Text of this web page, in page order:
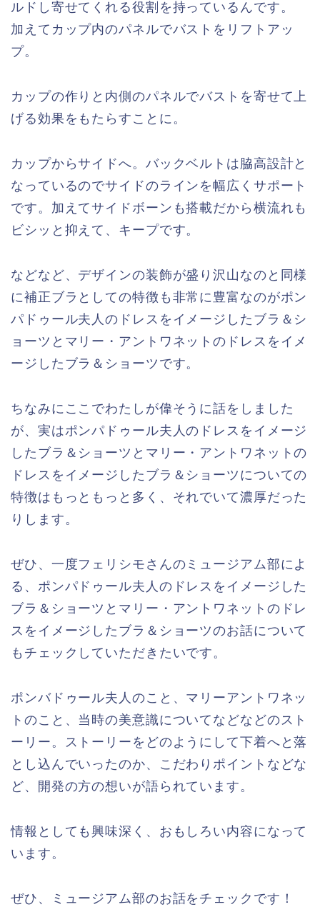
ルドし寄せてくれる役割を持っているんです。
加えてカップ内のパネルでバストをリフトアッ
プ。
カップの作りと内側のパネルでバストを寄せて上
げる効果をもたらすことに。
カップからサイドへ。バックベルトは脇高設計と
なっているのでサイドのラインを幅広くサポート
です。加えてサイドボーンも搭載だから横流れも
ビシッと抑えて、キープです。
などなど、デザインの装飾が盛り沢山なのと同様
に補正ブラとしての特徴も非常に豊富なのがポン
パドゥール夫人のドレスをイメージしたブラ＆シ
ョーツとマリー・アントワネットのドレスをイメ
ージしたブラ＆ショーツです。
ちなみにここでわたしが偉そうに話をしました
が、実はポンパドゥール夫人のドレスをイメージ
したブラ＆ショーツとマリー・アントワネットの
ドレスをイメージしたブラ＆ショーツについての
特徴はもっともっと多く、それでいて濃厚だった
りします。
ぜひ、一度フェリシモさんのミュージアム部によ
る、ポンパドゥール夫人のドレスをイメージした
ブラ＆ショーツとマリー・アントワネットのドレ
スをイメージしたブラ＆ショーツのお話について
もチェックしていただきたいです。
ポンバドゥール夫人のこと、マリーアントワネッ
トのこと、当時の美意識についてなどなどのスト
ーリー。ストーリーをどのようにして下着へと落
とし込んでいったのか、こだわりポイントなどな
ど、開発の方の想いが語られています。
情報としても興味深く、おもしろい内容になって
います。
ぜひ、ミュージアム部のお話をチェックです！